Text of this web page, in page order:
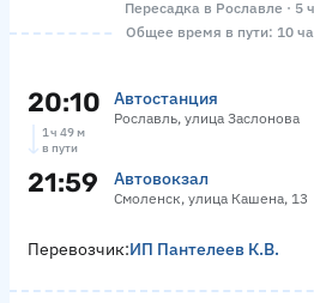
Пересадка в Рославле · 5
Общее время в пути: 10
20:10 Автостанция
Рославль, улица Заслонова
1 ч 49 м
в пути
21:59 Автовокзал
Смоленск, улица Кашена, 13
Перевозчик:ИП Пантелеев К.В.